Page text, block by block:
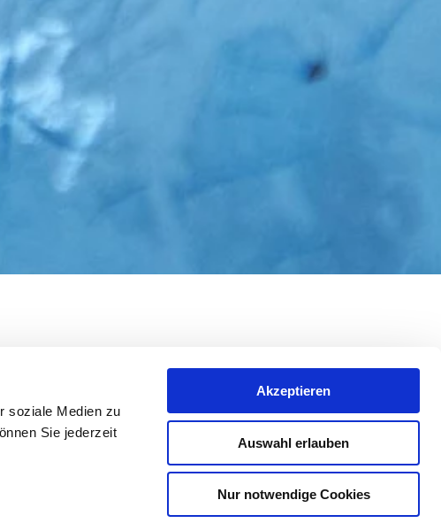
soziale Medien zu
Sie jederzeit
Akzeptieren
Auswahl erlauben
Nur notwendige Cookies
is wel een zeer belangrijke factor, namelijk de
kan binnen nauwe grenzen worden
van de wijnfles (= hoeveel ml alcohol zit er in